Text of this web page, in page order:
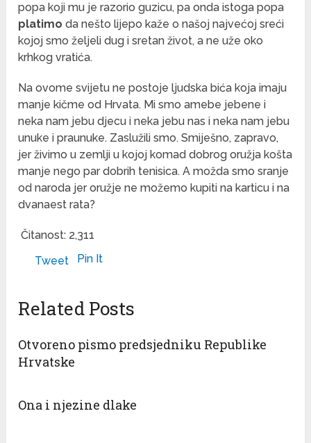
popa koji mu je razorio guzicu, pa onda istoga popa
platimo da nešto lijepo kaže o našoj najvećoj sreći
kojoj smo željeli dug i sretan život, a ne uže oko
krhkog vratića.
Na ovome svijetu ne postoje ljudska bića koja imaju
manje kičme od Hrvata. Mi smo amebe jebene i
neka nam jebu djecu i neka jebu nas i neka nam jebu
unuke i praunuke. Zaslužili smo. Smiješno, zapravo,
jer živimo u zemlji u kojoj komad dobrog oružja košta
manje nego par dobrih tenisica. A možda smo sranje
od naroda jer oružje ne možemo kupiti na karticu i na
dvanaest rata?
Čitanost: 2,311
Tweet
Pin It
Related Posts
Otvoreno pismo predsjedniku Republike
Hrvatske
Ona i njezine dlake